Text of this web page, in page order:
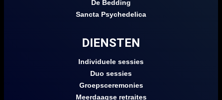
De Bedding
Sancta Psychedelica
DIENSTEN
Individuele sessies
Duo sessies
Groepsceremonies
Meerdaagse retraites